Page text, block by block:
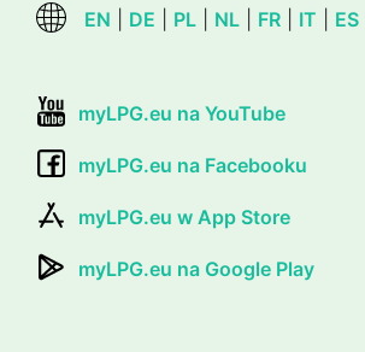
EN DE PL NL FR IT ES
myLPG.eu na YouTube
myLPG.eu na Facebooku
myLPG.eu w App Store
myLPG.eu na Google Play